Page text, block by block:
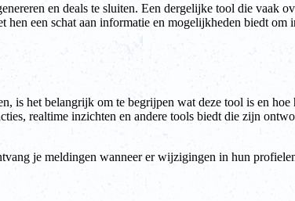
en deals te sluiten. Een dergelijke tool die vaak
een schat aan informatie en mogelijkheden biedt
is het belangrijk om te begrijpen wat deze tool is en
realtime inzichten en andere tools biedt die zijn
je meldingen wanneer er wijzigingen in hun